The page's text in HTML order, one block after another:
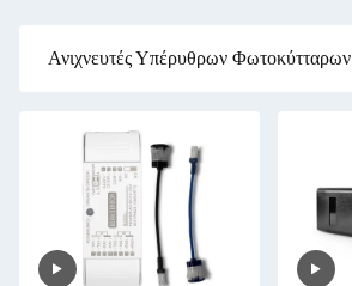
Ανιχνευτές Υπέρυθρων Φωτοκύτταρων